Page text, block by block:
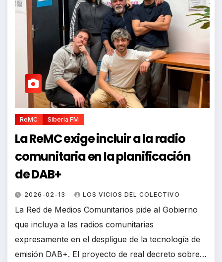
ReMC Siberia FM
La ReMC exige incluir a la radio
comunitaria en la planificación
de DAB+
2026-02-13 LOS VICIOS DEL COLECTIVO
La Red de Medios Comunitarios pide al Gobierno
que incluya a las radios comunitarias
expresamente en el despligue de la tecnología de
emisión DAB+. El proyecto de real decreto sobre…